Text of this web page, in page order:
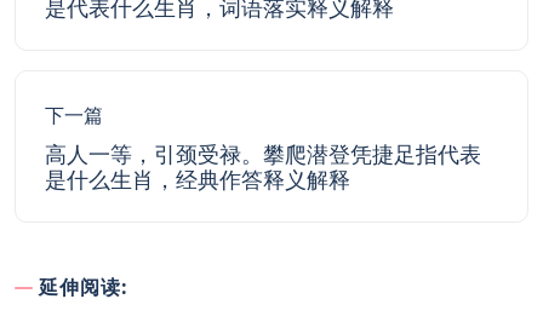
是代表什么生肖，词语落实释义解释
下一篇
高人一等，引颈受禄。攀爬潜登凭捷足指代表
是什么生肖，经典作答释义解释
延伸阅读: